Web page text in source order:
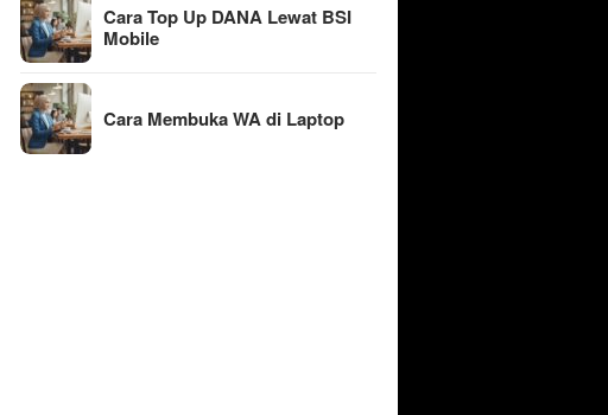
Cara Top Up DANA Lewat BSI
Mobile
Cara Membuka WA di Laptop